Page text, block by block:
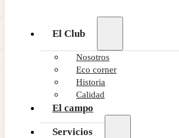
El Club
Nosotros
Eco corner
Historia
Calidad
El campo
Servicios